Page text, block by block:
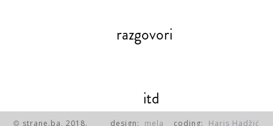
razgovori
itd
© strane.ba, 2018. design: mela coding: Haris Hadžić